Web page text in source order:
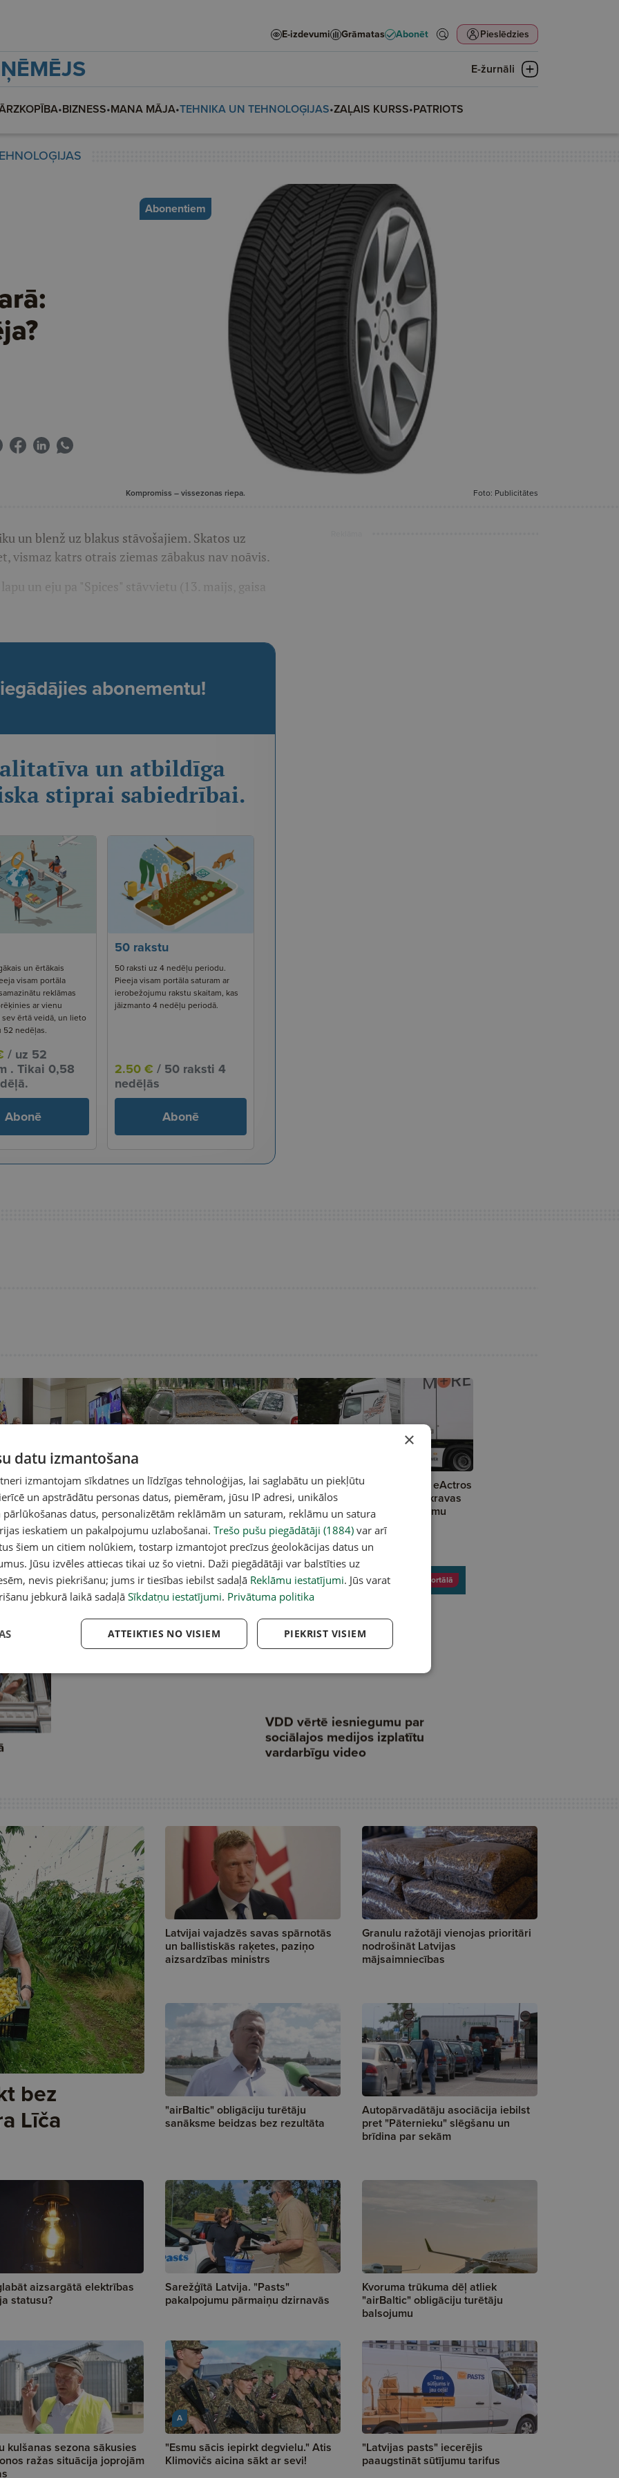
E-izdevumi Grāmatas Abonēt Pieslēdzies
E-žurnāli
•BIZNESS•MANA MĀJA•TEHNIKA UN TEHNOLOĢIJAS•ZAĻAIS KURSS•PATRIOTS
Abonentiem
Kompromiss – vissezonas riepa. Foto: Publicitātes
un blenž uz blakus stāvošajiem. Skatos uz
vismaz katrs otrais ziemas zābakus nav noāvis.
un eju pa "Spices" stāvvietu (13. maijs, gaisa
abonementu!
un atbildīga
stiprai sabiedrībai.
un ērtākais
visam portāla
reklāmas
ar vienu
sev ērtā veidā, un lieto
52 nedēļas.
/ uz 52
. Tikai 0,58
Abonē
50 rakstu
50 raksti uz 4 nedēļu periodu.
Pieeja visam portāla saturam ar
ierobežojumu rakstu skaitam, kas
jāizmanto 4 nedēļu periodā.
2.50 € / 50 raksti 4
nedēļās
Abonē
intelekta čatboti
propagandu
A
Pamests auto pagalmā — ko darīt? Noskaties: Mercedes-Benz eActros
600 demonstrē elektrisko kravas
auto nākamo attīstības posmu
bez
Līča
Latvijai vajadzēs savas spārnotās
un ballistiskās raķetes, paziņo
aizsardzības ministrs
Granulu ražotāji vienojas prioritāri
nodrošināt Latvijas
mājsaimniecības
"airBaltic" obligāciju turētāju
sanāksme beidzas bez rezultāta
Autopārvadātāju asociācija iebilst
pret "Pāternieku" slēgšanu un
brīdina par sekām
aizsargātā elektrības
statusu?
Sarežģītā Latvija. "Pasts"
pakalpojumu pārmaiņu dzirnavās
Kvoruma trūkuma dēļ atliek
"airBaltic" obligāciju turētāju
balsojumu
kulšanas sezona sākusies
ražas situācija joprojām
A
"Esmu sācis iepirkt degvielu." Atis
Klimovičs aicina sākt ar sevi!
"Latvijas pasts" iecerējis
paaugstināt sūtījumu tarifus
×
datu izmantošana
izmantojam sīkdatnes un līdzīgas tehnoloģijas, lai saglabātu un piekļūtu
un apstrādātu personas datus, piemēram, jūsu IP adresi, unikālos
datus, personalizētām reklāmām un saturam, reklāmu un satura
ieskatiem un pakalpojumu uzlabošanai. Trešo pušu piegādātāji (1884) var arī
šiem un citiem nolūkiem, tostarp izmantojot precīzus ģeolokācijas datus un
Jūsu izvēles attiecas tikai uz šo vietni. Daži piegādātāji var balstīties uz
nevis piekrišanu; jums ir tiesības iebilst sadaļā Reklāmu iestatījumi. Jūs varat
jebkurā laikā sadaļāSīkdatņu iestatījumi. Privātuma politika
PIEKRIST VISIEM
ATTEIKTIES NO VISIEM